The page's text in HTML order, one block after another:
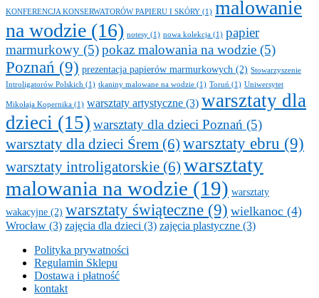
KONFERENCJA KONSERWATORÓW PAPIERU I SKÓRY (1) malowanie
na wodzie (16) notesy (1) nowa kolekcja (1) papier
marmurkowy (5)pokaz malowania na wodzie (5)
Poznań (9) prezentacja papierów marmurkowych (2) Stowarzyszenie
Introligatorów Polskich (1) tkaniny malowane na wodzie (1) Toruń (1) Uniwersytet
Mikołaja Kopernika (1) warsztaty artystyczne (3) warsztaty dla
dzieci (15) warsztaty dla dzieci Poznań (5)
warsztaty dla dzieci Śrem (6) warsztaty ebru (9)
warsztaty introligatorskie (6) warsztaty
malowania na wodzie (19) warsztaty
wakacyjne (2) warsztaty świąteczne (9) wielkanoc (4)
Wrocław (3) zajęcia dla dzieci (3) zajęcia plastyczne (3)
Polityka prywatności
Regulamin Sklepu
Dostawa i płatność
kontakt